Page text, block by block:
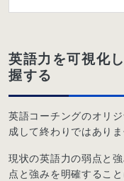
英語力を可視化
握する
英語コーチングのオリ
成して終わりではありま
現状の英語力の弱点と
点と強みを明確するこ